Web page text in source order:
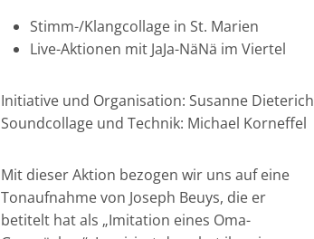
Stimm-/Klangcollage in St. Marien
Live-Aktionen mit JaJa-NäNä im Viertel
Initiative und Organisation: Susanne Dieterich
Soundcollage und Technik: Michael Korneffel
Mit dieser Aktion bezogen wir uns auf eine
Tonaufnahme von Joseph Beuys, die er
betitelt hat als „Imitation eines Oma-